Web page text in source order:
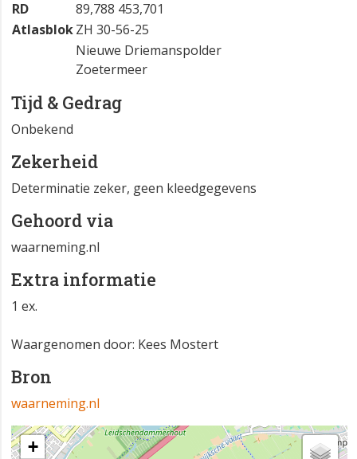
RD
89,788 453,701
AtlasblokZH 30-56-25
Nieuwe Driemanspolder
Zoetermeer
Tijd & Gedrag
Onbekend
Zekerheid
Determinatie zeker, geen kleedgegevens
Gehoord via
waarneming.nl
Extra informatie
1 ex.
Waargenomen door: Kees Mostert
Bron
waarneming.nl
+